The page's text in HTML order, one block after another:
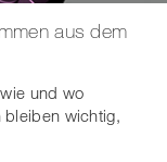
aus dem
und wo
bleiben wichtig,